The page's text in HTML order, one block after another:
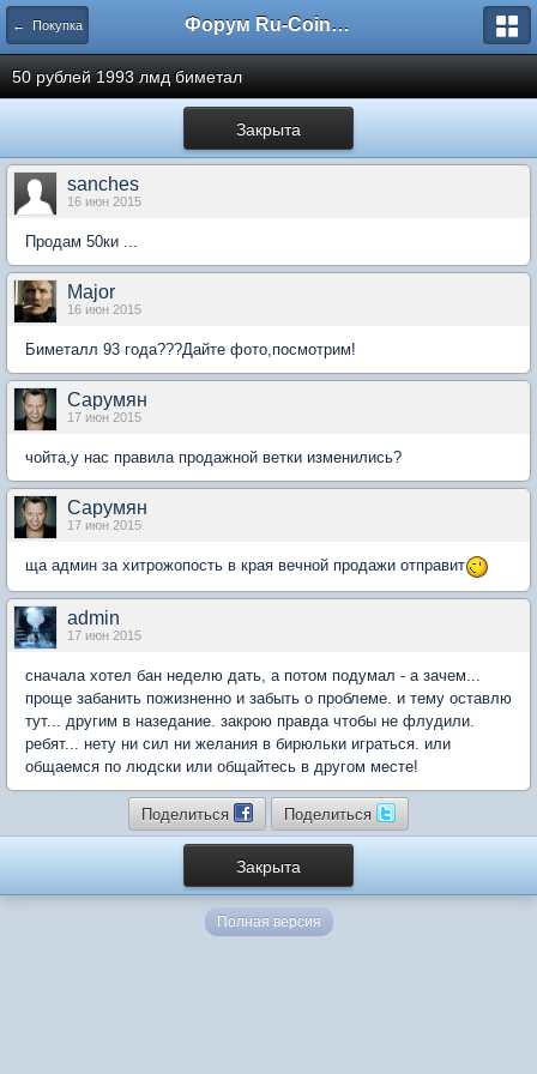
← Покупка Форум Ru-Coin.ru
50 рублей 1993 лмд биметал
Закрыта
sanches
16 июн 2015
Продам 50ки ...
Major
16 июн 2015
Биметалл 93 года???Дайте фото,посмотрим!
Сарумян
17 июн 2015
чойта,у нас правила продажной ветки изменились?
Сарумян
17 июн 2015
ща админ за хитрожопость в края вечной продажи отправит
admin
17 июн 2015
сначала хотел бан неделю дать, а потом подумал - а зачем...
проще забанить пожизненно и забыть о проблеме. и тему оставлю
тут... другим в назедание. закрою правда чтобы не флудили.
ребят... нету ни сил ни желания в бирюльки играться. или
общаемся по людски или общайтесь в другом месте!
Поделиться Поделиться
Закрыта
Полная версия